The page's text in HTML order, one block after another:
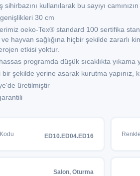
sihirbazını kullanılarak bu sayıyı
30 cm
oeko-Tex® standard 100 sertifika
hayvan sağlığına hiçbir şekilde zararlı
etkisi yoktur.
programda düşük sıcaklıkta yıkama
bir şekilde yerine asarak kurutma yapınız,
üretilmiştir
ED10.ED04.ED16
Salon, Oturma